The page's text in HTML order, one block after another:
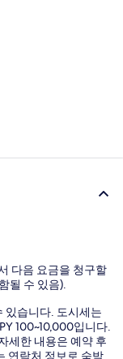
다음 요금을 청구할
될 수 있음).
있습니다. 도시세는
100~10,000입니다.
세한 내용은 예약 후
연락처 정보로 숙박